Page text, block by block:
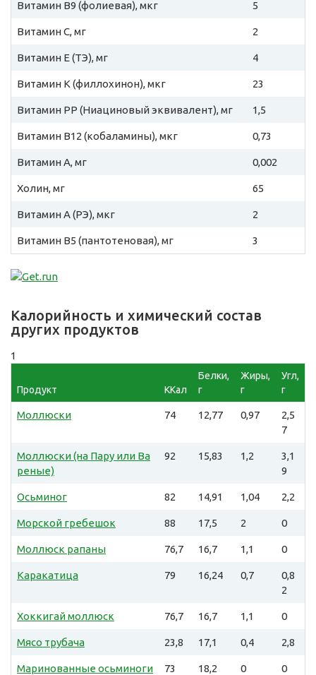
Витамин B9 (фолиевая), мкг 5
Витамин C, мг 2
Витамин E (ТЭ), мг 4
Витамин К (филлохинон), мкг 23
Витамин PP (Ниациновый эквивалент), мг 1,5
Витамин B12 (кобаламины), мкг 0,73
Витамин A, мг 0,002
Холин, мг 65
Витамин A (РЭ), мкг 2
Витамин B5 (пантотеновая), мг 3
Калорийность и химический состав
других продуктов
1
Продукт ККал
Белки,
г
Жиры,
г
Угл,
г
Моллюски 74 12,77 0,97
2,5
7
Моллюски (на Пару или Ва
реные)
92 15,83 1,2
3,1
9
Осьминог 82 14,91 1,04 2,2
Морской гребешок 88 17,5 2 0
Моллюск рапаны 76,7 16,7 1,1 0
Каракатица 79 16,24 0,7
0,8
2
Хоккигай моллюск 76,7 16,7 1,1 0
Мясо трубача 23,8 17,1 0,4 2,8
Маринованные осьминоги 73 18,2 0 0